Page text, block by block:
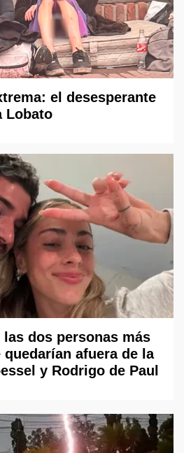
el desesperante
Lobato
dos personas más
afuera de la
y Rodrigo de Paul